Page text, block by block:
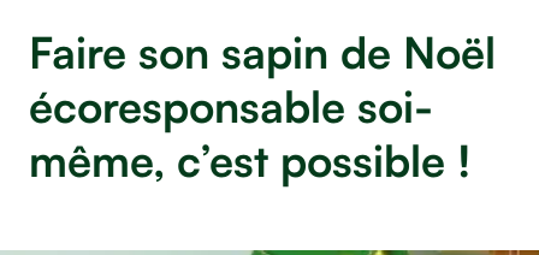
Faire son sapin de Noël
écoresponsable soi-
même, c’est possible !